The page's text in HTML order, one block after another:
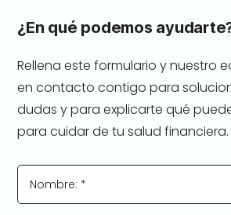
¿En qué podemos
Rellena este formulario y nuestro
en contacto contigo para
dudas y para explicarte qué
para cuidar de tu salud financiera.
Nombre: *